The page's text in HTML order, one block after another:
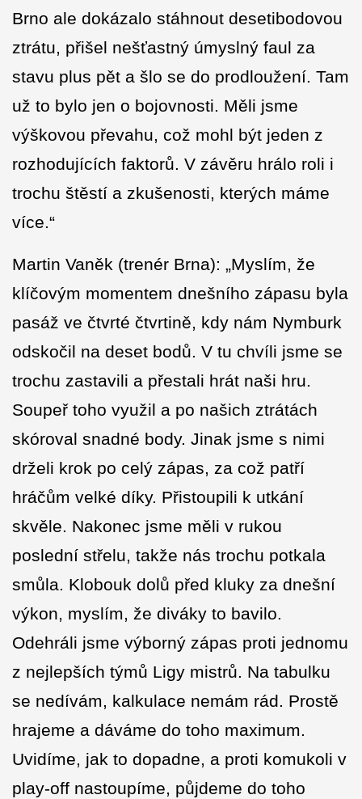
Brno ale dokázalo stáhnout desetibodovou
ztrátu, přišel nešťastný úmyslný faul za
stavu plus pět a šlo se do prodloužení. Tam
už to bylo jen o bojovnosti. Měli jsme
výškovou převahu, což mohl být jeden z
rozhodujících faktorů. V závěru hrálo roli i
trochu štěstí a zkušenosti, kterých máme
více.“
Martin Vaněk (trenér Brna): „Myslím, že
klíčovým momentem dnešního zápasu byla
pasáž ve čtvrté čtvrtině, kdy nám Nymburk
odskočil na deset bodů. V tu chvíli jsme se
trochu zastavili a přestali hrát naši hru.
Soupeř toho využil a po našich ztrátách
skóroval snadné body. Jinak jsme s nimi
drželi krok po celý zápas, za což patří
hráčům velké díky. Přistoupili k utkání
skvěle. Nakonec jsme měli v rukou
poslední střelu, takže nás trochu potkala
smůla. Klobouk dolů před kluky za dnešní
výkon, myslím, že diváky to bavilo.
Odehráli jsme výborný zápas proti jednomu
z nejlepších týmů Ligy mistrů. Na tabulku
se nedívám, kalkulace nemám rád. Prostě
hrajeme a dáváme do toho maximum.
Uvidíme, jak to dopadne, a proti komukoli v
play-off nastoupíme, půjdeme do toho